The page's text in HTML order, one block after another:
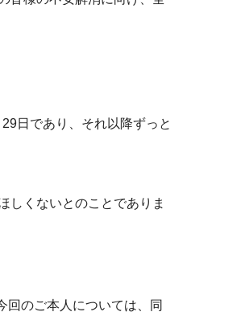
日であり、それ以降ずっと
しくないとのことでありま
回のご本人については、同